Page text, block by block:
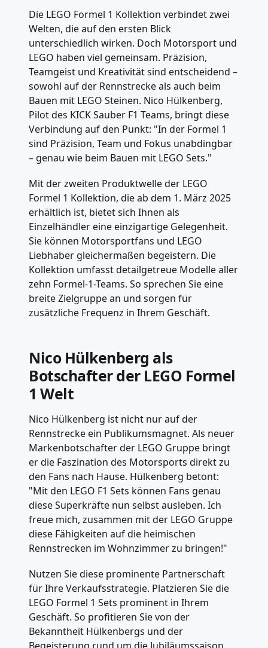
Die LEGO Formel 1 Kollektion verbindet zwei
Welten, die auf den ersten Blick
unterschiedlich wirken. Doch Motorsport und
LEGO haben viel gemeinsam. Präzision,
Teamgeist und Kreativität sind entscheidend –
sowohl auf der Rennstrecke als auch beim
Bauen mit LEGO Steinen. Nico Hülkenberg,
Pilot des KICK Sauber F1 Teams, bringt diese
Verbindung auf den Punkt: "In der Formel 1
sind Präzision, Team und Fokus unabdingbar
– genau wie beim Bauen mit LEGO Sets."
Mit der zweiten Produktwelle der LEGO
Formel 1 Kollektion, die ab dem 1. März 2025
erhältlich ist, bietet sich Ihnen als
Einzelhändler eine einzigartige Gelegenheit.
Sie können Motorsportfans und LEGO
Liebhaber gleichermaßen begeistern. Die
Kollektion umfasst detailgetreue Modelle aller
zehn Formel-1-Teams. So sprechen Sie eine
breite Zielgruppe an und sorgen für
zusätzliche Frequenz in Ihrem Geschäft.
Nico Hülkenberg als
Botschafter der LEGO Formel
1 Welt
Nico Hülkenberg ist nicht nur auf der
Rennstrecke ein Publikumsmagnet. Als neuer
Markenbotschafter der LEGO Gruppe bringt
er die Faszination des Motorsports direkt zu
den Fans nach Hause. Hülkenberg betont:
"Mit den LEGO F1 Sets können Fans genau
diese Superkräfte nun selbst ausleben. Ich
freue mich, zusammen mit der LEGO Gruppe
diese Fähigkeiten auf die heimischen
Rennstrecken im Wohnzimmer zu bringen!"
Nutzen Sie diese prominente Partnerschaft
für Ihre Verkaufsstrategie. Platzieren Sie die
LEGO Formel 1 Sets prominent in Ihrem
Geschäft. So profitieren Sie von der
Bekanntheit Hülkenbergs und der